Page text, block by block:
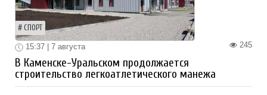
СПОРТ
245
15:37 | 7 августа
В Каменске-Уральском продолжается
строительство легкоатлетического манежа